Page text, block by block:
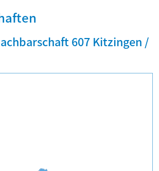
607 Kitzingen /